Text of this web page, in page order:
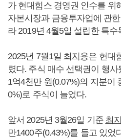
가 현대힘스 경영권 인수를 위
자본시장과 금융투자업에 관
라 2019년 4월5일 설립한 특수
2025년 7월1일 최지용은 현대
렸다. 주식 매수 선택권이 행사
1억4천만 원(0.07%)의 지분이
0%)로 주식이 늘었다.
앞서 2025년 3월26일 기준 최
만1400주(0.43%)를 들고 있었